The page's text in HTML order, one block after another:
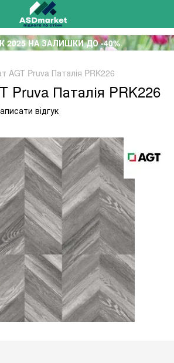
2025 НА ЗАЛИШКИ ДО -40%
AGT Pruva Паталія PRK226
Pruva Паталія PRK226
відгук